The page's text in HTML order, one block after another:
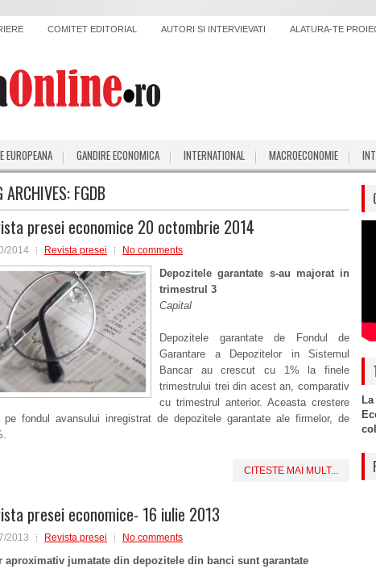
COMITET EDITORIAL AUTORI SI INTERVIEVATI ALATURA-TE
EUROPEANA GANDIRE ECONOMICA INTERNATIONAL MACROECONOMIE
ARCHIVES: FGDB
presei economice 20 octombrie 2014
2014 Revista presei No comments
Depozitele garantate s-au majorat in
trimestrul 3
Capital
Depozitele garantate de Fondul de
Garantare a Depozitelor in Sistemul
Bancar au crescut cu 1% la finele
trimestrului trei din acest an, comparativ
cu trimestrul anterior. Aceasta crestere
pe fondul avansului inregistrat de depozitele garantate ale firmelor, de
CITESTE MAI MULT...
presei economice- 16 iulie 2013
2013 Revista presei No comments
aproximativ jumatate din depozitele din banci sunt garantate